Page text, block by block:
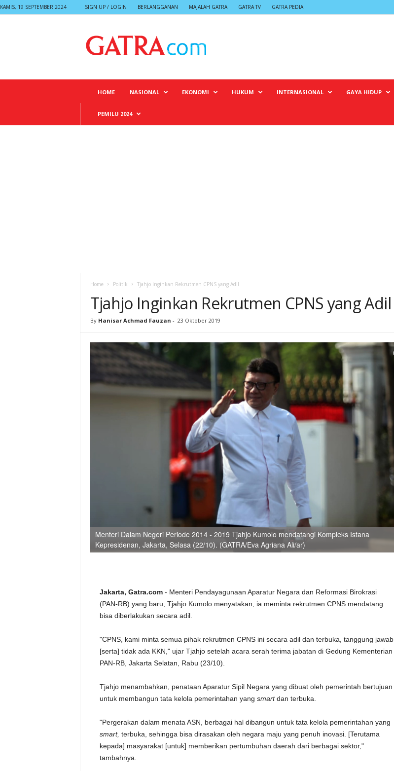
KAMIS, 19 SEPTEMBER 2024 SIGN UP / LOGIN BERLANGGANAN MAJALAH GATRA GATRA TV GATRA PEDIA
HOME NASIONAL EKONOMI HUKUM INTERNASIONAL GAYA HIDUP
PEMILU 2024
Home Politik Tjahjo Inginkan Rekrutmen CPNS yang Adil
Tjahjo Inginkan Rekrutmen CPNS yang Adil
By Hanisar Achmad Fauzan - 23 Oktober 2019
Menteri Dalam Negeri Periode 2014 - 2019 Tjahjo Kumolo mendatangi Kompleks Istana
Kepresidenan, Jakarta, Selasa (22/10). (GATRA/Eva Agriana Ali/ar)
Jakarta, Gatra.com- Menteri Pendayagunaan Aparatur Negara dan Reformasi Birokrasi
(PAN-RB) yang baru, Tjahjo Kumolo menyatakan, ia meminta rekrutmen CPNS mendatang
bisa diberlakukan secara adil.
"CPNS, kami minta semua pihak rekrutmen CPNS ini secara adil dan terbuka, tanggung jawab,
[serta] tidak ada KKN," ujar Tjahjo setelah acara serah terima jabatan di Gedung Kementerian
PAN-RB, Jakarta Selatan, Rabu (23/10).
Tjahjo menambahkan, penataan Aparatur Sipil Negara yang dibuat oleh pemerintah bertujuan
untuk membangun tata kelola pemerintahan yang smartdan terbuka.
"Pergerakan dalam menata ASN, berbagai hal dibangun untuk tata kelola pemerintahan yang
smart, terbuka, sehingga bisa dirasakan oleh negara maju yang penuh inovasi. [Terutama
kepada] masyarakat [untuk] memberikan pertumbuhan daerah dari berbagai sektor,"
tambahnya.